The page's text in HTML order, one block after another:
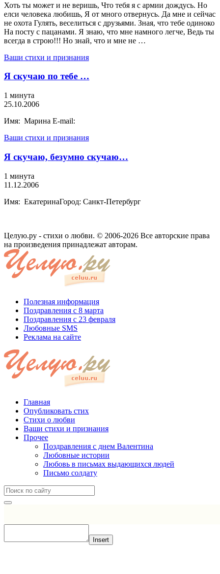
Хоть ты может и не веришь, Что тебя я с армии дождусь. Но
елси человека любишь, Я от много отвернусь. Да мне и сейчас
не охота Гулять, веселиться с друзьями. Зная, что тебе одиноко
На посту с пацанами. Я знаю, что мне намного легче, Ведь ты
всегда в строю!!! Но знай, что и мне не …
Ваши стихи и признания
Я скучаю по тебе …
1 минута
25.10.2006
Имя: Марина E-mail:
Ваши стихи и признания
Я скучаю, безумно скучаю…
1 минута
11.12.2006
Имя: ЕкатеринаГород: Санкт-Петербург
Целую.ру - стихи о любви. © 2006-2026 Все авторские права
на произведения принадлежат авторам.
Полезная информация
Поздравления с 8 марта
Поздравления с 23 февраля
Любовные SMS
Реклама на сайте
Главная
Опубликовать стих
Стихи о любви
Ваши стихи и признания
Прочее
Поздравления с днем Валентина
Любовные истории
Любовь в письмах выдающихся людей
Письмо солдату
Insert